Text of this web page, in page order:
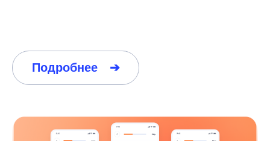
для съемки и обмена видео